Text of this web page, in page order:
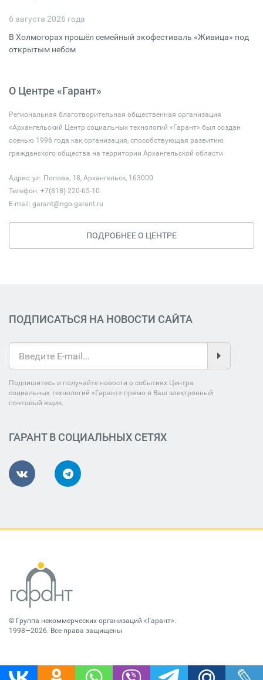
6 августа 2026 года
В Холмогорах прошёл семейный экофестиваль «Живица» под
открытым небом
О Центре «Гарант»
Региональная благотворительная общественная организация
«Архангельский Центр социальных технологий «Гарант» был создан
осенью 1996 года как организация, способствующая развитию
гражданского общества на территории Архангельской области
Адрес: ул. Попова, 18, Архангельск, 163000
Телефон: +7(818) 220-65-10
E-mail: garant@ngo-garant.ru
ПОДРОБНЕЕ О ЦЕНТРЕ
ПОДПИСАТЬСЯ НА НОВОСТИ САЙТА
Подпишитесь и получайте новости о событиях Центра
социальных технологий «Гарант» прямо в Ваш электронный
почтовый ящик.
ГАРАНТ В СОЦИАЛЬНЫХ СЕТЯХ
© Группа некоммерческих организаций «Гарант».
1998—2026. Все права защищены